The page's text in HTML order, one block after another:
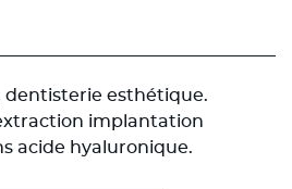
dentisterie esthétique.
implantation
acide hyaluronique.